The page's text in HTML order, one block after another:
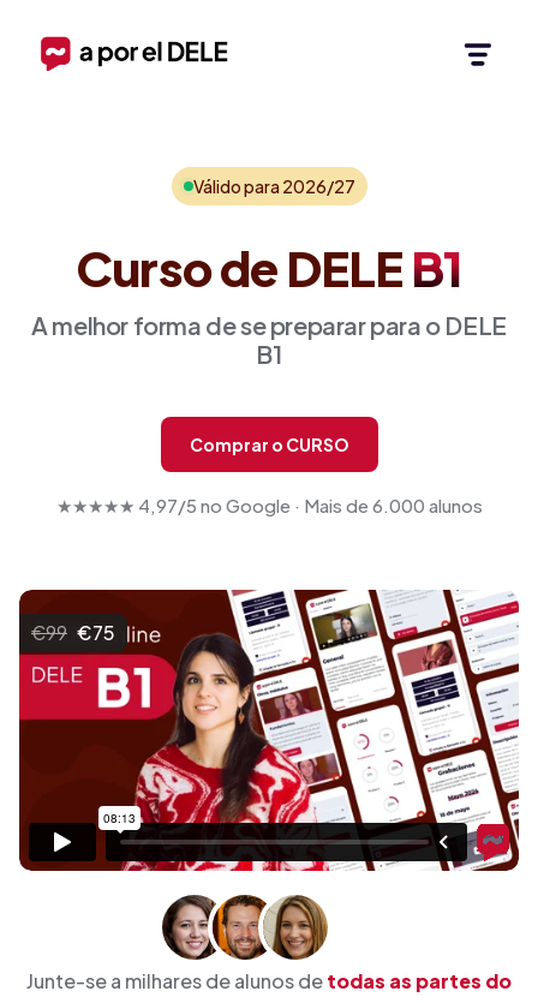
Válido para 2026/27
Curso deDELEB1
A melhor forma de se preparar para o DELE
B1
Comprar o CURSO
★★★★★ 4,97/5 no Google · Mais de 6.000 alunos
€99 €75
Junte-se a milhares de alunos detodas as partes do